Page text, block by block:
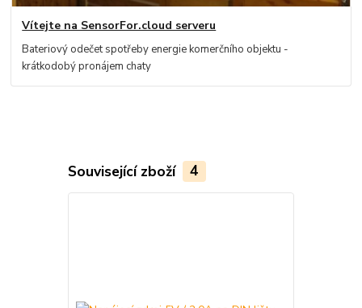
Vítejte na SensorFor.cloud serveru
Bateriový odečet spotřeby energie komerčního objektu -
krátkodobý pronájem chaty
Související zboží 4